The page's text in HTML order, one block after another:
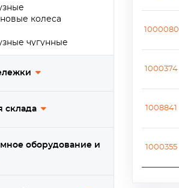
колеса
чугунные
обрезиненные
колеса
склада
оборудование и
1000080
1000374
1008841
1000355